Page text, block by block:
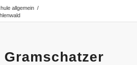
allgemein /